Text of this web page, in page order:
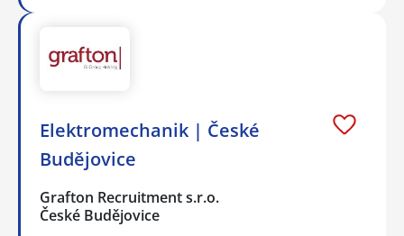
Elektromechanik | České
Budějovice
Grafton Recruitment s.r.o.
České Budějovice